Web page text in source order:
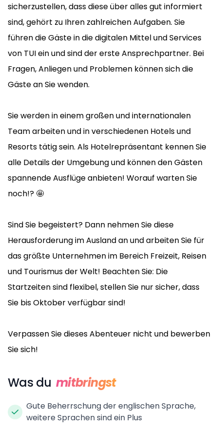
sicherzustellen, dass diese über alles gut informiert
sind, gehört zu Ihren zahlreichen Aufgaben. Sie
führen die Gäste in die digitalen Mittel und Services
von TUI ein und sind der erste Ansprechpartner. Bei
Fragen, Anliegen und Problemen können sich die
Gäste an Sie wenden.
Sie werden in einem großen und internationalen
Team arbeiten und in verschiedenen Hotels und
Resorts tätig sein. Als Hotelrepräsentant kennen Sie
alle Details der Umgebung und können den Gästen
spannende Ausflüge anbieten! Worauf warten Sie
noch!? 🤩
Sind Sie begeistert? Dann nehmen Sie diese
Herausforderung im Ausland an und arbeiten Sie für
das größte Unternehmen im Bereich Freizeit, Reisen
und Tourismus der Welt! Beachten Sie: Die
Startzeiten sind flexibel, stellen Sie nur sicher, dass
Sie bis Oktober verfügbar sind!
Verpassen Sie dieses Abenteuer nicht und bewerben
Sie sich!
Was du mitbringst
Gute Beherrschung der englischen Sprache,
weitere Sprachen sind ein Plus